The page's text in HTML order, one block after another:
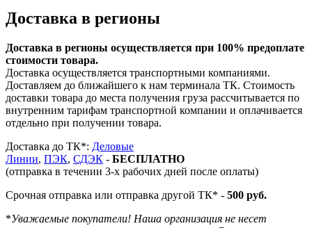
Доставка в регионы
Доставка в регионы осуществляется при 100% предоплате
стоимости товара.
Доставка осуществляется транспортными компаниями.
Доставляем до ближайшего к нам терминала ТК. Стоимость
доставки товара до места получения груза рассчитывается по
внутренним тарифам транспортной компании и оплачивается
отдельно при получении товара.
Доставка до ТК*: Деловые
Линии, ПЭК, СДЭК - БЕСПЛАТНО
(отправка в течении 3-х рабочих дней после оплаты)
Срочная отправка или отправка другой ТК* - 500 руб.
*Уважаемые покупатели! Наша организация не несет